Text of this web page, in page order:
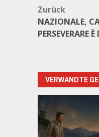
Zurück
NAZIONALE,
PERSEVERARE
VERWANDTE